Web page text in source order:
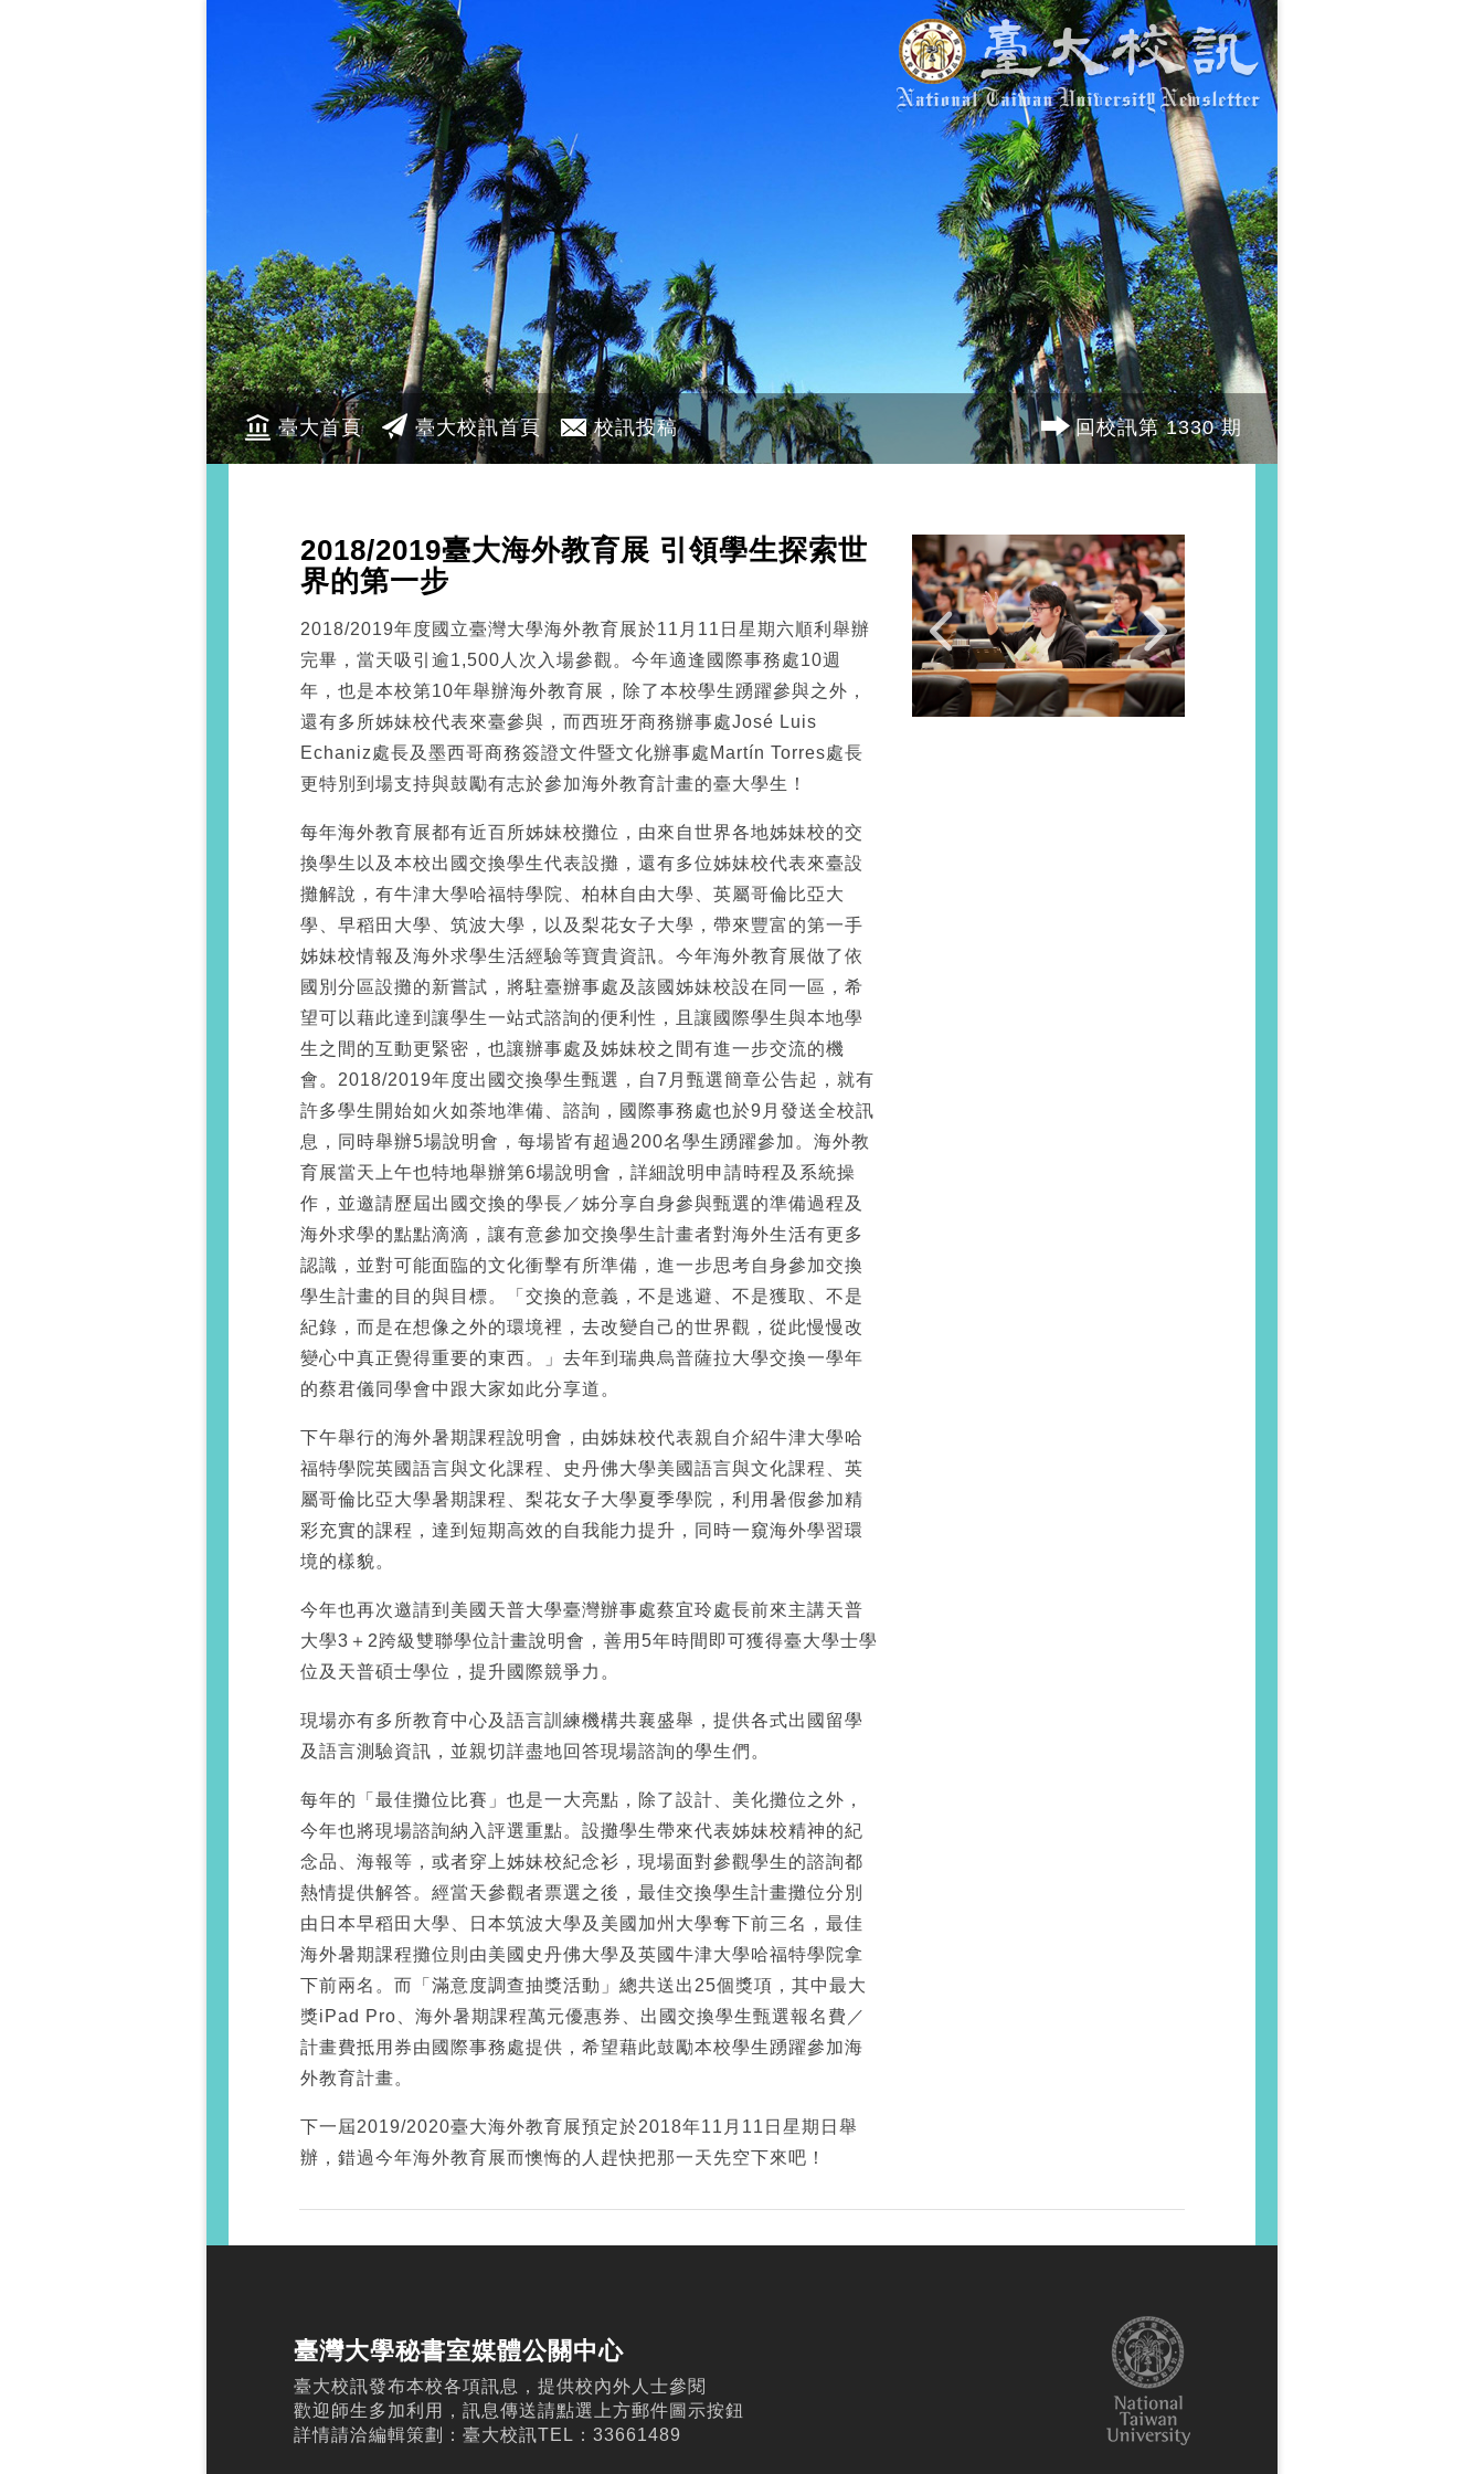
臺大首頁 臺大校訊首頁 校訊投稿 回校訊第 1330 期
2018/2019臺大海外教育展 引領學生探索世
界的第一步
2018/2019年度國立臺灣大學海外教育展於11月11日星期六順利舉辦
完畢，當天吸引逾1,500人次入場參觀。今年適逢國際事務處10週
年，也是本校第10年舉辦海外教育展，除了本校學生踴躍參與之外，
還有多所姊妹校代表來臺參與，而西班牙商務辦事處José Luis
Echaniz處長及墨西哥商務簽證文件暨文化辦事處Martín Torres處長
更特別到場支持與鼓勵有志於參加海外教育計畫的臺大學生！
每年海外教育展都有近百所姊妹校攤位，由來自世界各地姊妹校的交
換學生以及本校出國交換學生代表設攤，還有多位姊妹校代表來臺設
攤解說，有牛津大學哈福特學院、柏林自由大學、英屬哥倫比亞大
學、早稻田大學、筑波大學，以及梨花女子大學，帶來豐富的第一手
姊妹校情報及海外求學生活經驗等寶貴資訊。今年海外教育展做了依
國別分區設攤的新嘗試，將駐臺辦事處及該國姊妹校設在同一區，希
望可以藉此達到讓學生一站式諮詢的便利性，且讓國際學生與本地學
生之間的互動更緊密，也讓辦事處及姊妹校之間有進一步交流的機
會。2018/2019年度出國交換學生甄選，自7月甄選簡章公告起，就有
許多學生開始如火如荼地準備、諮詢，國際事務處也於9月發送全校訊
息，同時舉辦5場說明會，每場皆有超過200名學生踴躍參加。海外教
育展當天上午也特地舉辦第6場說明會，詳細說明申請時程及系統操
作，並邀請歷屆出國交換的學長／姊分享自身參與甄選的準備過程及
海外求學的點點滴滴，讓有意參加交換學生計畫者對海外生活有更多
認識，並對可能面臨的文化衝擊有所準備，進一步思考自身參加交換
學生計畫的目的與目標。「交換的意義，不是逃避、不是獲取、不是
紀錄，而是在想像之外的環境裡，去改變自己的世界觀，從此慢慢改
變心中真正覺得重要的東西。」去年到瑞典烏普薩拉大學交換一學年
的蔡君儀同學會中跟大家如此分享道。
下午舉行的海外暑期課程說明會，由姊妹校代表親自介紹牛津大學哈
福特學院英國語言與文化課程、史丹佛大學美國語言與文化課程、英
屬哥倫比亞大學暑期課程、梨花女子大學夏季學院，利用暑假參加精
彩充實的課程，達到短期高效的自我能力提升，同時一窺海外學習環
境的樣貌。
今年也再次邀請到美國天普大學臺灣辦事處蔡宜玲處長前來主講天普
大學3＋2跨級雙聯學位計畫說明會，善用5年時間即可獲得臺大學士學
位及天普碩士學位，提升國際競爭力。
現場亦有多所教育中心及語言訓練機構共襄盛舉，提供各式出國留學
及語言測驗資訊，並親切詳盡地回答現場諮詢的學生們。
每年的「最佳攤位比賽」也是一大亮點，除了設計、美化攤位之外，
今年也將現場諮詢納入評選重點。設攤學生帶來代表姊妹校精神的紀
念品、海報等，或者穿上姊妹校紀念衫，現場面對參觀學生的諮詢都
熱情提供解答。經當天參觀者票選之後，最佳交換學生計畫攤位分別
由日本早稻田大學、日本筑波大學及美國加州大學奪下前三名，最佳
海外暑期課程攤位則由美國史丹佛大學及英國牛津大學哈福特學院拿
下前兩名。而「滿意度調查抽獎活動」總共送出25個獎項，其中最大
獎iPad Pro、海外暑期課程萬元優惠券、出國交換學生甄選報名費／
計畫費抵用券由國際事務處提供，希望藉此鼓勵本校學生踴躍參加海
外教育計畫。
下一屆2019/2020臺大海外教育展預定於2018年11月11日星期日舉
辦，錯過今年海外教育展而懊悔的人趕快把那一天先空下來吧！
臺灣大學秘書室媒體公關中心
臺大校訊發布本校各項訊息，提供校內外人士參閱
歡迎師生多加利用，訊息傳送請點選上方郵件圖示按鈕
詳情請洽編輯策劃：臺大校訊TEL：33661489